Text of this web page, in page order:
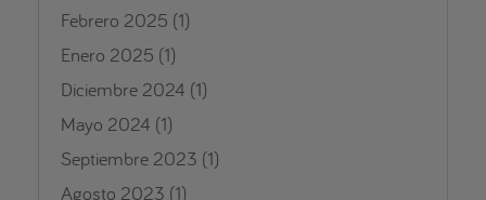
Febrero 2025 (1)
Enero 2025 (1)
Diciembre 2024 (1)
Mayo 2024 (1)
Septiembre 2023 (1)
Agosto 2023 (1)